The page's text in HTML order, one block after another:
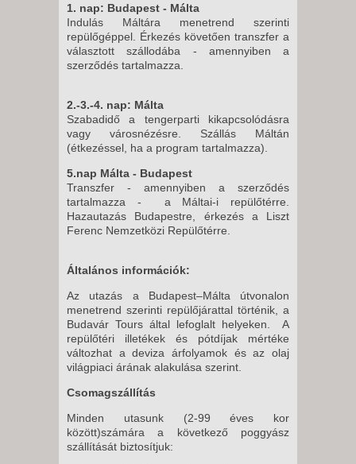
1. nap: Budapest - Málta
Indulás Máltára menetrend szerinti
repülőgéppel. Érkezés követően transzfer a
választott szállodába - amennyiben a
szerződés tartalmazza.
2.-3.-4. nap: Málta
Szabadidő a tengerparti kikapcsolódásra
vagy városnézésre. Szállás Máltán
(étkezéssel, ha a program tartalmazza).
5.nap Málta - Budapest
Transzfer - amennyiben a szerződés
tartalmazza - a Máltai-i repülőtérre.
Hazautazás Budapestre, érkezés a Liszt
Ferenc Nemzetközi Repülőtérre.
Általános információk:
Az utazás a Budapest–Málta útvonalon
menetrend szerinti repülőjárattal történik, a
Budavár Tours által lefoglalt helyeken. A
repülőtéri illetékek és pótdíjak mértéke
változhat a deviza árfolyamok és az olaj
világpiaci árának alakulása szerint.
Csomagszállítás
Minden utasunk (2-99 éves kor
között)számára a következő poggyász
szállítását biztosítjuk: